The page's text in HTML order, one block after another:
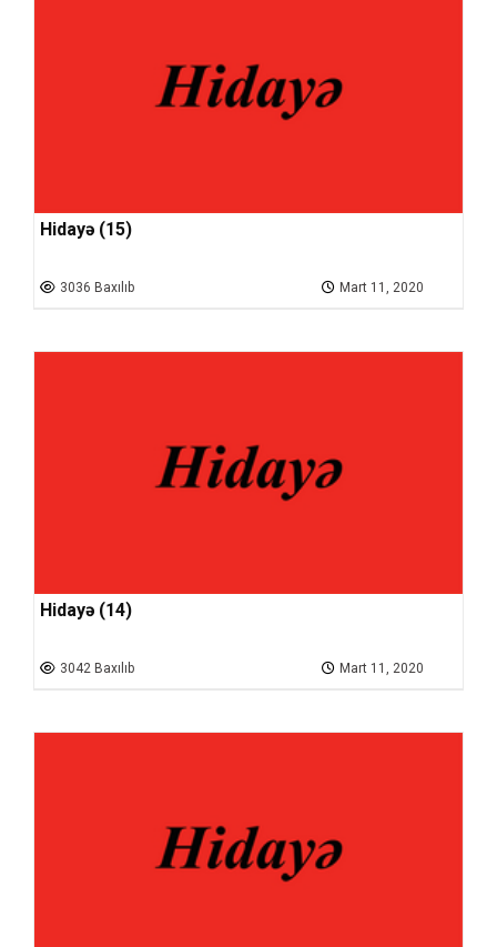
Hidayə (15)
3036 Baxılıb Mart 11, 2020
Hidayə (14)
3042 Baxılıb Mart 11, 2020